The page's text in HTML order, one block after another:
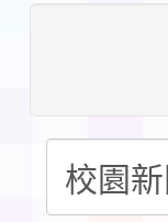
程
「
展
請一
教
報
淨零